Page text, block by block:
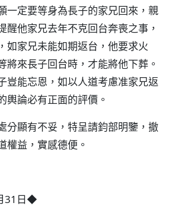
一定要等身為長子的家兄回來，親
醒他家兄去年不克回台奔喪之事，
如家兄未能如期返台，他要求火
將來長子回台時，才能將他下葬。
豈能忘恩，如以人道考慮准家兄返
輿論必有正面的評價。
分顯有不妥，特呈請鈞部明鑒，撤
權益，實感德便。
31日◆